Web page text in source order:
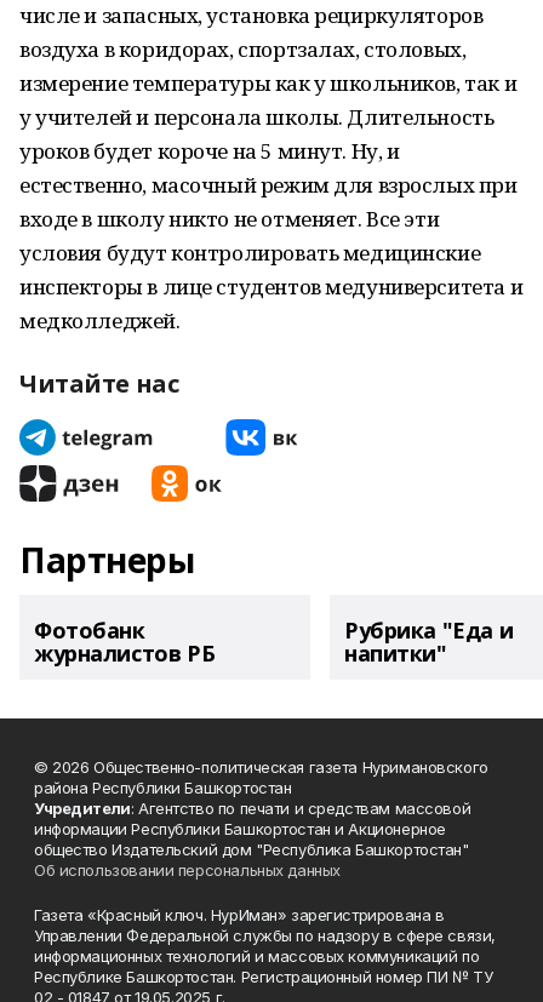
числе и запасных, установка рециркуляторов
воздуха в коридорах, спортзалах, столовых,
измерение температуры как у школьников, так и
у учителей и персонала школы. Длительность
уроков будет короче на 5 минут. Ну, и
естественно, масочный режим для взрослых при
входе в школу никто не отменяет. Все эти
условия будут контролировать медицинские
инспекторы в лице студентов медуниверситета и
медколледжей.
Читайте нас
Партнеры
Фотобанк
журналистов РБ
Рубрика "Еда и
напитки"
© 2026 Общественно-политическая газета Нуримановского
района Республики Башкортостан
Учредители: Агентство по печати и средствам массовой
информации Республики Башкортостан и Акционерное
общество Издательский дом "Республика Башкортостан"
Об использовании персональных данных
Газета «Красный ключ. НурИман» зарегистрирована в
Управлении Федеральной службы по надзору в сфере связи,
информационных технологий и массовых коммуникаций по
Республике Башкортостан. Регистрационный номер ПИ № ТУ
02 - 01847 от 19.05.2025 г.